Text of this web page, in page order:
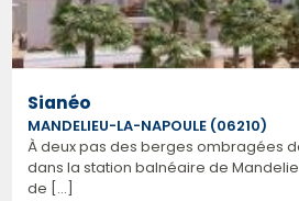
Sianéo
MANDELIEU-LA-NAPOULE (06210)
À deux pas des berges ombragées
dans la station balnéaire de
de [...]